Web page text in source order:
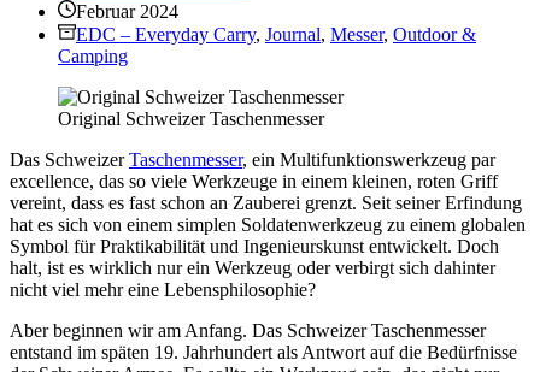
Februar 2024
EDC – Everyday Carry, Journal, Messer, Outdoor &
Camping
Original Schweizer Taschenmesser
Das SchweizerTaschenmesser, ein Multifunktionswerkzeug par
excellence, das so viele Werkzeuge in einem kleinen, roten Griff
vereint, dass es fast schon an Zauberei grenzt. Seit seiner Erfindung
hat es sich von einem simplen Soldatenwerkzeug zu einem globalen
Symbol für Praktikabilität und Ingenieurskunst entwickelt. Doch
halt, ist es wirklich nur ein Werkzeug oder verbirgt sich dahinter
nicht viel mehr eine Lebensphilosophie?
Aber beginnen wir am Anfang. Das Schweizer Taschenmesser
entstand im späten 19. Jahrhundert als Antwort auf die Bedürfnisse